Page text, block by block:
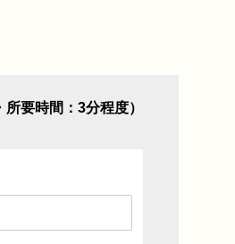
要時間：3分程度）